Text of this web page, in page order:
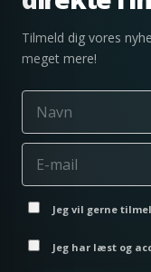
Tilmeld dig vores
meget mere!
Jeg vil gerne
Jeg har læst og